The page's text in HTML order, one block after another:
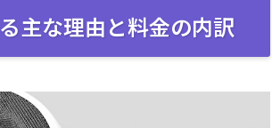
主な理由と料金の内訳